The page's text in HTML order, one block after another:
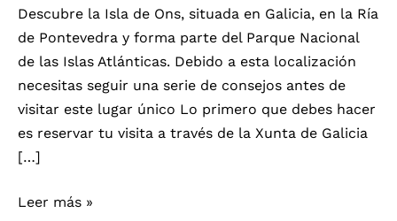
Descubre la Isla de Ons, situada en Galicia, en la Ría
de Pontevedra y forma parte del Parque Nacional
de las Islas Atlánticas. Debido a esta localización
necesitas seguir una serie de consejos antes de
visitar este lugar único Lo primero que debes hacer
es reservar tu visita a través de la Xunta de Galicia
[…]
Descubre
Leer más »